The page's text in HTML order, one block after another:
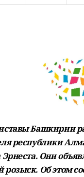
Башкирии
республики
Эрнеста. Они
розыск. Об этом